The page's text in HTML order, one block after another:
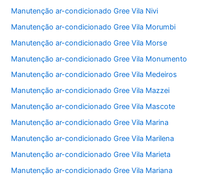
Manutenção ar-condicionado Gree Vila Nivi
Manutenção ar-condicionado Gree Vila Morumbi
Manutenção ar-condicionado Gree Vila Morse
Manutenção ar-condicionado Gree Vila Monumento
Manutenção ar-condicionado Gree Vila Medeiros
Manutenção ar-condicionado Gree Vila Mazzei
Manutenção ar-condicionado Gree Vila Mascote
Manutenção ar-condicionado Gree Vila Marina
Manutenção ar-condicionado Gree Vila Marilena
Manutenção ar-condicionado Gree Vila Marieta
Manutenção ar-condicionado Gree Vila Mariana